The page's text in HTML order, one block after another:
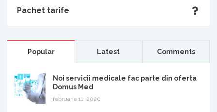
Pachet tarife
Popular Latest Comments
Noi servicii medicale fac parte din oferta
Domus Med
februarie 11, 2020